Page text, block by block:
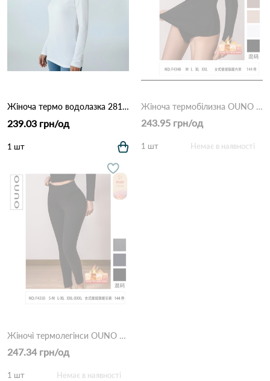
Жіноча термо водолазка 2811 (білий колір, розміри M–XXL) Білий
239.03 грн/од
1 шт
Жіноча термобілизна OUNO F4340 мікс (чорний, білий, беж, сірий)
243.95 грн/од
1 шт Немає в наявності
Жіночі термолегінси OUNO F4350 Різні кольори
247.34 грн/од
1 шт Немає в наявності